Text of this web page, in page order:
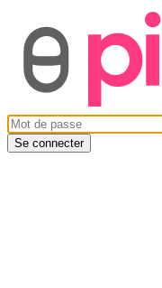
Se connecter